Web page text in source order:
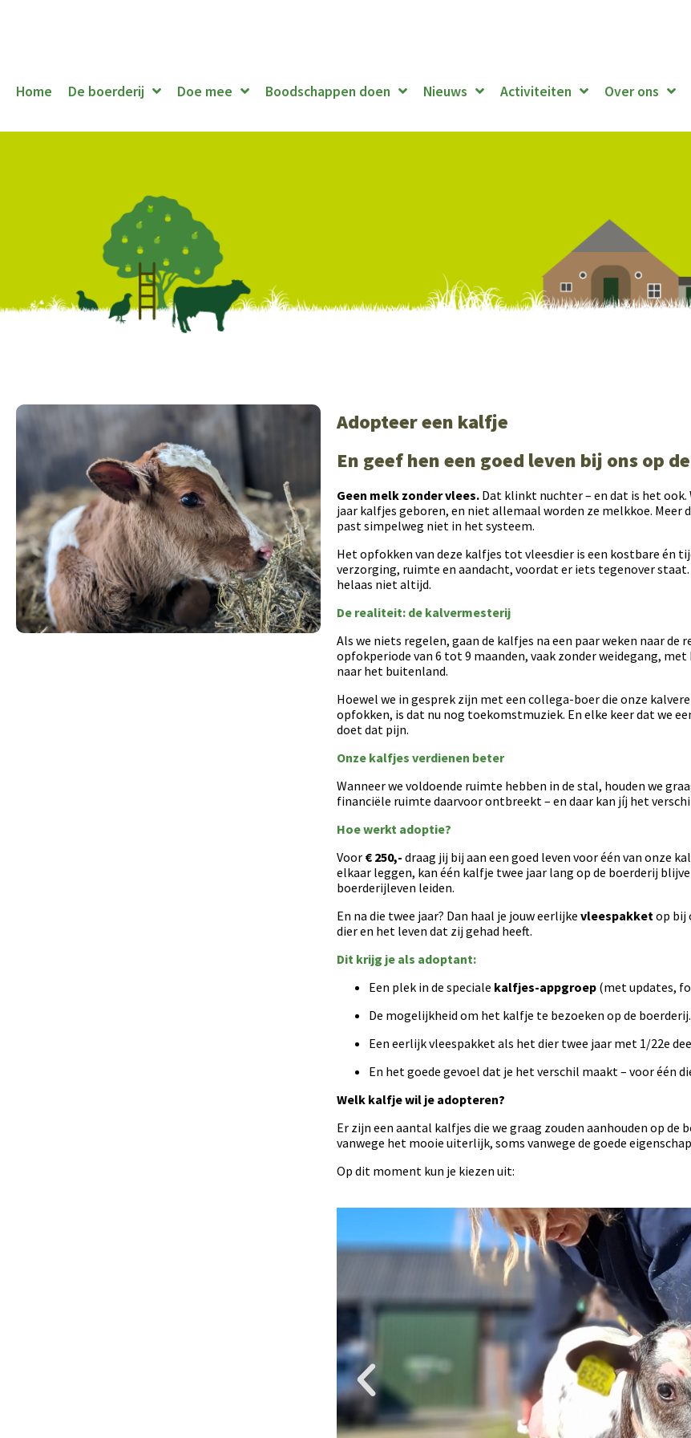
Home De boerderij Doe mee Boodschappen doen Nieuws Activiteiten Over ons
Adopteer een kalfje
En geef hen een goed leven bij ons op
Geen melk zonder vlees. Dat klinkt nuchter – en dat is het
jaar kalfjes geboren, en niet allemaal worden ze melkkoe. Meer
past simpelweg niet in het systeem.
Het opfokken van deze kalfjes tot vleesdier is een kostbare én
verzorging, ruimte en aandacht, voordat er iets tegenover
helaas niet altijd.
De realiteit: de kalvermesterij
Als we niets regelen, gaan de kalfjes na een paar weken naar
opfokperiode van 6 tot 9 maanden, vaak zonder weidegang,
naar het buitenland.
Hoewel we in gesprek zijn met een collega-boer die onze
opfokken, is dat nu nog toekomstmuziek. En elke keer dat we
doet dat pijn.
Onze kalfjes verdienen beter
Wanneer we voldoende ruimte hebben in de stal, houden we
financiële ruimte daarvoor ontbreekt – en daar kan jíj het
Hoe werkt adoptie?
Voor € 250,- draag jij bij aan een goed leven voor één van onze
elkaar leggen, kan één kalfje twee jaar lang op de boerderij
boerderijleven leiden.
En na die twee jaar? Dan haal je jouw eerlijke vleespakket op bij
dier en het leven dat zij gehad heeft.
Dit krijg je als adoptant:
Een plek in de speciale kalfjes-appgroep(met updates,
De mogelijkheid om het kalfje te bezoeken op de boerderij.
Een eerlijk vleespakket als het dier twee jaar met 1/22e
En het goede gevoel dat je het verschil maakt – voor één
Welk kalfje wil je adopteren?
Er zijn een aantal kalfjes die we graag zouden aanhouden op de
vanwege het mooie uiterlijk, soms vanwege de goede
Op dit moment kun je kiezen uit: